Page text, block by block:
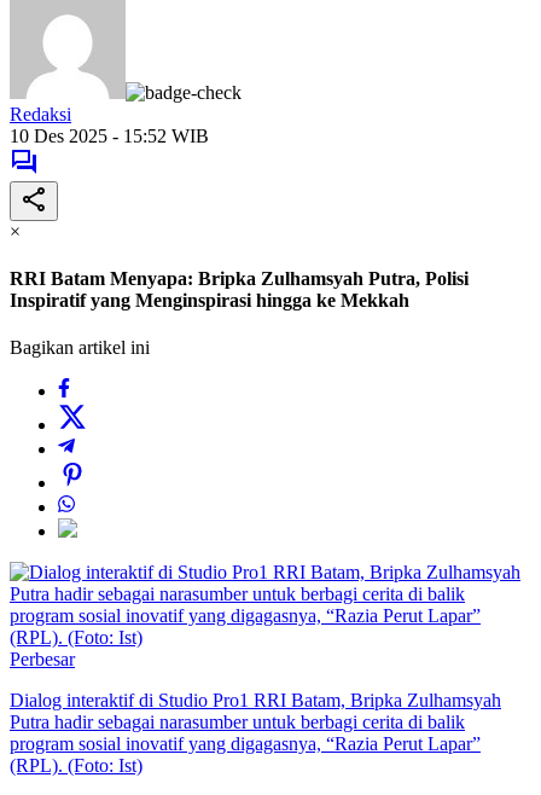
Redaksi
10 Des 2025 - 15:52 WIB
×
RRI Batam Menyapa: Bripka Zulhamsyah Putra, Polisi
Inspiratif yang Menginspirasi hingga ke Mekkah
Bagikan artikel ini
Perbesar
Dialog interaktif di Studio Pro1 RRI Batam, Bripka Zulhamsyah
Putra hadir sebagai narasumber untuk berbagi cerita di balik
program sosial inovatif yang digagasnya, “Razia Perut Lapar”
(RPL). (Foto: Ist)